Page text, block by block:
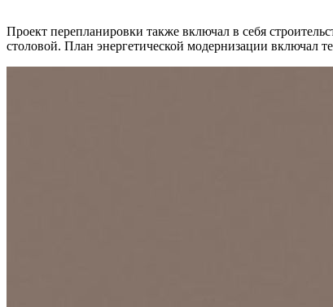
Проект перепланировки также включал в себя
столовой. План энергетической модернизации включал